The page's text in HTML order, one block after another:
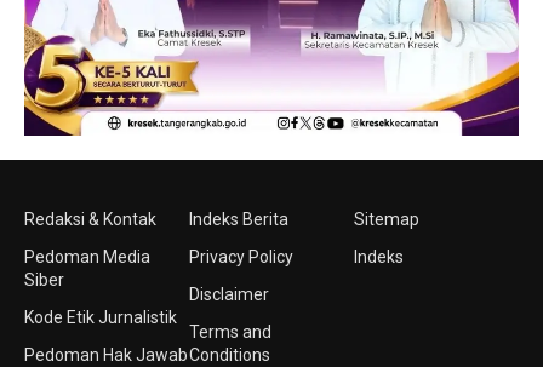
Redaksi & Kontak
Pedoman Media
Siber
Kode Etik Jurnalistik
Pedoman Hak Jawab
Indeks Berita
Privacy Policy
Disclaimer
Terms and
Conditions
Sitemap
Indeks